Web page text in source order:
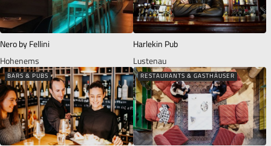
Nero by Fellini
Hohenems
Harlekin Pub
Lustenau
BARS & PUBS RESTAURANTS & GASTHÄUSER